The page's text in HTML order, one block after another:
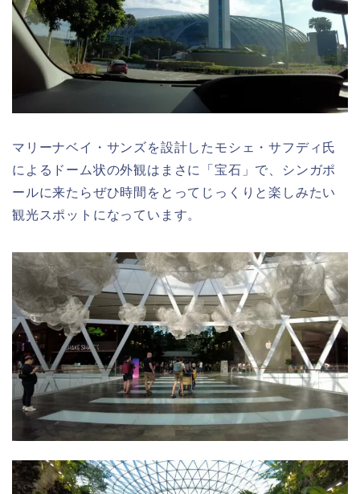
マリーナベイ・サンズを設計したモシェ・サフディ氏
による ドーム状の外観はまさに「宝石」で、シンガポ
ールに来たらぜひ時間をとってじっくりと楽しみたい
観光スポットになっています。